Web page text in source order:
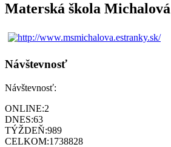
Materská škola Michalová
Návštevnosť
Návštevnosť:
ONLINE:2
DNES:63
TÝŽDEŇ:989
CELKOM:1738828